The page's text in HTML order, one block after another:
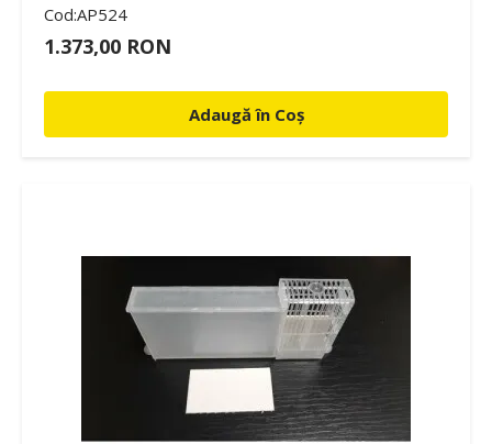
Cod:AP524
1.373,00 RON
Adaugă în Coș